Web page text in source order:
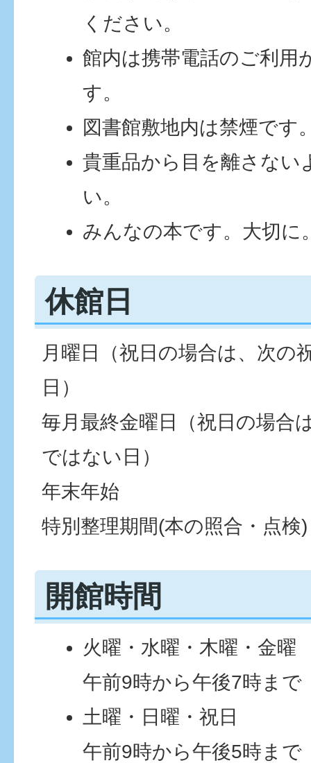
ください。
館内は携帯電話のご利用
す。
図書館敷地内は禁煙です
貴重品から目を離さない
い。
みんなの本です。大切に
休館日
月曜日（祝日の場合は、次の
日）
毎月最終金曜日（祝日の場合
ではない日）
年末年始
特別整理期間(本の照合・点検)
開館時間
火曜・水曜・木曜・金曜
午前9時から午後7時まで
土曜・日曜・祝日
午前9時から午後5時まで